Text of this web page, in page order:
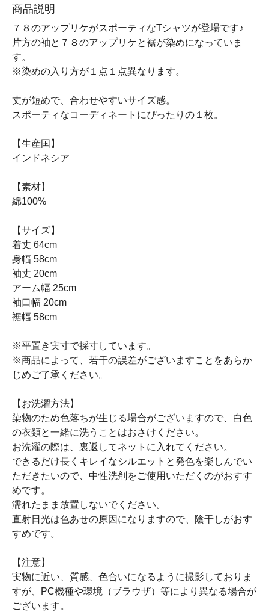
商品説明
７８のアップリケがスポーティなTシャツが登場です♪
片方の袖と７８のアップリケと裾が染めになっていま
す。
※染めの入り方が１点１点異なります。
丈が短めで、合わせやすいサイズ感。
スポーティなコーディネートにぴったりの１枚。
【生産国】
インドネシア
【素材】
綿100%
【サイズ】
着丈 64cm
身幅 58cm
袖丈 20cm
アーム幅 25cm
袖口幅 20cm
裾幅 58cm
※平置き実寸で採寸しています。
※商品によって、若干の誤差がございますことをあらか
じめご了承ください。
【お洗濯方法】
染物のため色落ちが生じる場合がございますので、白色
の衣類と一緒に洗うことはおさけください。
お洗濯の際は、裏返してネットに入れてください。
できるだけ長くキレイなシルエットと発色を楽しんでい
ただきたいので、中性洗剤をご使用いただくのがおすす
めです。
濡れたまま放置しないでください。
直射日光は色あせの原因になりますので、陰干しがおす
すめです。
【注意】
実物に近い、質感、色合いになるように撮影しておりま
すが、PC機種や環境（ブラウザ）等により異なる場合が
ございます。